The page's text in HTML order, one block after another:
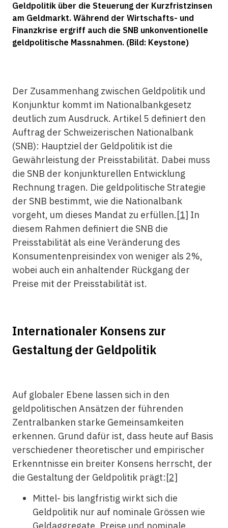
Geldpolitik über die Steuerung der Kurzfristzinsen
am Geldmarkt. Während der Wirtschafts- und
Finanzkrise ergriff auch die SNB unkonventionelle
geldpolitische Massnahmen. (Bild: Keystone)
Der Zusammenhang zwischen Geldpolitik und
Konjunktur kommt im Nationalbankgesetz
deutlich zum Ausdruck. Artikel 5 definiert den
Auftrag der Schweizerischen Nationalbank
(SNB): Hauptziel der Geld­politik ist die
Gewährleistung der Preisstabilität. Dabei muss
die SNB der konjunkturellen Entwicklung
Rechnung tragen. Die geldpolitische Strategie
der SNB bestimmt, wie die Nationalbank
vorgeht, um dieses Mandat zu erfüllen.[1] In
diesem Rahmen definiert die SNB die
Preisstabilität als eine Veränderung des
Konsumentenpreisindex von weniger als 2%,
wobei auch ein anhaltender Rückgang der
Preise mit der Preisstabilität ist.
Internationaler Konsens zur
Gestaltung der Geldpolitik
Auf globaler Ebene lassen sich in den
geldpolitischen Ansätzen der führenden
Zentralbanken starke Gemeinsamkeiten
erkennen. Grund dafür ist, dass heute auf Basis
verschiedener theoretischer und empirischer
Erkenntnisse ein breiter Konsens herrscht, der
die Gestaltung der Geldpolitik prägt:[2]
Mittel- bis langfristig wirkt sich die
Geldpolitik nur auf nominale Grössen wie